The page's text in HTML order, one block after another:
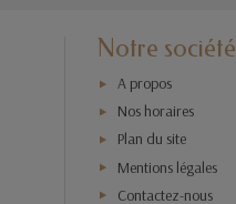
Notre société
A propos
Nos horaires
Plan du site
Mentions légales
Contactez-nous